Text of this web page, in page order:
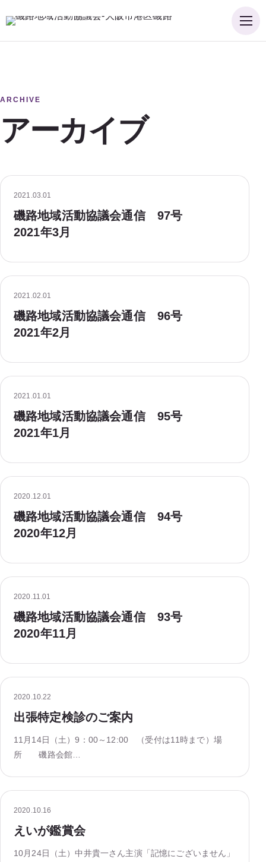
メ
ARCHIVE
アーカイブ
2021.03.01
磯路地域活動協議会通信 97号
2021年3月
2021.02.01
磯路地域活動協議会通信 96号
2021年2月
2021.01.01
磯路地域活動協議会通信 95号
2021年1月
2020.12.01
磯路地域活動協議会通信 94号
2020年12月
2020.11.01
磯路地域活動協議会通信 93号
2020年11月
2020.10.22
出張特定検診のご案内
11月14日（土）9：00～12:00 （受付は11時まで）場
所 磯路会館…
2020.10.16
えいが鑑賞会
10月24日（土）中井貴一さん主演「記憶にございません」